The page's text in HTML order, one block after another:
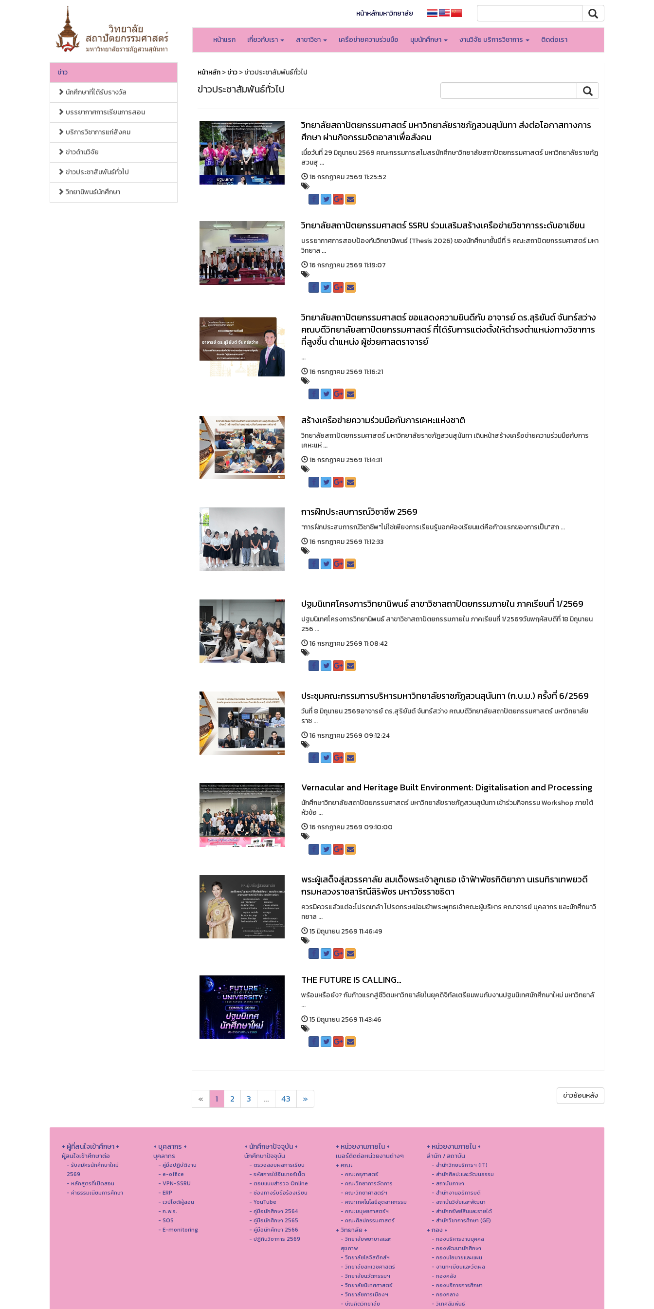
หน้าหลักมหาวิทยาลัย
หน้าแรก เกี่ยวกับเรา สาขาวิชา เครือข่ายความร่วมมือ มุมนักศึกษา งานวิจัย บริการวิชาการ ติดต่อเรา
ข่าว
นักศึกษาที่ได้รับรางวัล
บรรยากาศการเรียนการสอน
บริการวิชาการแก่สังคม
ข่าวด้านวิจัย
ข่าวประชาสัมพันธ์ทั่วไป
วิทยานิพนธ์นักศึกษา
หน้าหลัก>ข่าว> ข่าวประชาสัมพันธ์ทั่วไป
ข่าวประชาสัมพันธ์ทั่วไป
วิทยาลัยสถาปัตยกรรมศาสตร์ มหาวิทยาลัยราชภัฏสวนสุนันทา ส่งต่อโอกาสทางการ
ศึกษา ผ่านกิจกรรมจิตอาสาเพื่อสังคม
เมื่อวันที่ 29 มิถุนายน 2569 คณะกรรมการสโมสรนักศึกษาวิทยาลัยสถาปัตยกรรมศาสตร์ มหาวิทยาลัยราชภัฏ
สวนสุ ...
16 กรกฏาคม 2569 11:25:52
วิทยาลัยสถาปัตยกรรมศาสตร์ SSRU ร่วมเสริมสร้างเครือข่ายวิชาการระดับอาเซียน
บรรยากาศการสอบป้องกันวิทยานิพนธ์ (Thesis 2026) ของนักศึกษาชั้นปีที่ 5 คณะสถาปัตยกรรมศาสตร์ มหา
วิทยาล ...
16 กรกฏาคม 2569 11:19:07
วิทยาลัยสถาปัตยกรรมศาสตร์ ขอแสดงความยินดีกับ อาจารย์ ดร.สุริยันต์ จันทร์สว่าง
คณบดีวิทยาลัยสถาปัตยกรรมศาสตร์ ที่ได้รับการแต่งตั้งให้ดำรงตำแหน่งทางวิชาการ
ที่สูงขึ้น ตำแหน่ง ผู้ช่วยศาสตราจารย์
...
16 กรกฏาคม 2569 11:16:21
สร้างเครือข่ายความร่วมมือกับการเคหะแห่งชาติ
วิทยาลัยสถาปัตยกรรมศาสตร์ มหาวิทยาลัยราชภัฏสวนสุนันทา เดินหน้าสร้างเครือข่ายความร่วมมือกับการ
เคหะแห่ ...
16 กรกฏาคม 2569 11:14:31
การฝึกประสบการณ์วิชาชีพ 2569
"การฝึกประสบการณ์วิชาชีพ"ไม่ใช่เพียงการเรียนรู้นอกห้องเรียนแต่คือก้าวแรกของการเป็น"สถ ...
16 กรกฏาคม 2569 11:12:33
ปฐมนิเทศโครงการวิทยานิพนธ์ สาขาวิชาสถาปัตยกรรมภายใน ภาคเรียนที่ 1/2569
ปฐมนิเทศโครงการวิทยานิพนธ์ สาขาวิชาสถาปัตยกรรมภายใน ภาคเรียนที่ 1/2569วันพฤหัสบดีที่ 18 มิถุนายน
256 ...
16 กรกฏาคม 2569 11:08:42
ประชุมคณะกรรมการบริหารมหาวิทยาลัยราชภัฏสวนสุนันทา (ก.บ.ม.) ครั้งที่ 6/2569
วันที่ 8 มิถุนายน 2569อาจารย์ ดร.สุริยันต์ จันทร์สว่าง คณบดีวิทยาลัยสถาปัตยกรรมศาสตร์ มหาวิทยาลัย
ราช ...
16 กรกฏาคม 2569 09:12:24
Vernacular and Heritage Built Environment: Digitalisation and Processing
นักศึกษาวิทยาลัยสถาปัตยกรรมศาสตร์ มหาวิทยาลัยราชภัฏสวนสุนันทา เข้าร่วมกิจกรรม Workshop ภายใต้
หัวข้อ ...
16 กรกฏาคม 2569 09:10:00
พระผู้เสด็จสู่สวรรคาลัย สมเด็จพระเจ้าลูกเธอ เจ้าฟ้าพัชรกิติยาภา นเรนทิราเทพยวดี
กรมหลวงราชสาริณีสิริพัชร มหาวัชรราชธิดา
ควรมิควรแล้วแต่จะโปรดเกล้า โปรดกระหม่อมข้าพระพุทธเจ้าคณะผู้บริหาร คณาจารย์ บุคลากร และนักศึกษาวิ
ทยาล ...
15 มิถุนายน 2569 11:46:49
THE FUTURE IS CALLING…
พร้อมหรือยัง? กับก้าวแรกสู่ชีวิตมหาวิทยาลัยในยุคดิจิทัลเตรียมพบกับงานปฐมนิเทศนักศึกษาใหม่ มหาวิทยาลั
...
15 มิถุนายน 2569 11:43:46
« 1 2 3 ... 43 » ข่าวย้อนหลัง
+ ผู้ที่สนใจเข้าศึกษา +
ผู้สนใจเข้าศึกษาต่อ
- รับสมัครนักศึกษาใหม่
2569
- หลักสูตรที่เปิดสอน
- ค่าธรรมเนียมการศึกษา
+ บุคลากร +
บุคลากร
- คู่มือปฏิบัติงาน
- e-office
- VPN-SSRU
- ERP
- เวปไซต์ผู้สอน
- ก.พ.ร.
- SOS
- E-monitoring
+ นักศึกษาปัจจุบัน +
นักศึกษาปัจจุบัน
- ตรวจสอบผลการเรียน
- รหัสการใช้อินเทอร์เน็ต
- ตอบแบบสำรวจ Online
- ช่องทางรับข้อร้องเรียน
- YouTube
- คู่มือนักศึกษา 2564
- คู่มือนักศึกษา 2565
- คู่มือนักศึกษา 2566
- ปฏิทินวิชาการ 2569
+ หน่วยงานภายใน +
เบอร์ติดต่อหน่วยงานต่างๆ
+ คณะ
- คณะครุศาสตร์
- คณะวิทยาการจัดการ
- คณะวิทยาศาสตร์ฯ
- คณะเทคโนโลยีอุตสาหกรรม
- คณะมนุษยศาสตร์ฯ
- คณะศิลปกรรมศาสตร์
+ วิทยาลัย +
- วิทยาลัยพยาบาลและ
สุขภาพ
- วิทยาลัยโลจิสติกส์ฯ
- วิทยาลัยสหเวชศาสตร์
- วิทยาลัยนวัตกรรมฯ
- วิทยาลัยนิเทศศาสตร์
- วิทยาลัยการเมืองฯ
- บัณฑิตวิทยาลัย
+ หน่วยงานภายใน +
สำนัก / สถาบัน
- สำนักวิทยบริการฯ (IT)
- สํานักศิลปะและวัฒนธรรม
- สถาบันภาษา
- สำนักงานอธิการบดี
- สถาบันวิจัยและพัฒนา
- สำนักทรัพย์สินและรายได้
- สำนักวิชาการศึกษา (GE)
+ กอง +
- กองบริหารงานบุคคล
- กองพัฒนานักศึกษา
- กองนโยบายและแผน
- งานทะเบียนและวัดผล
- กองคลัง
- กองบริการการศึกษา
- กองกลาง
- วิเทศสัมพันธ์